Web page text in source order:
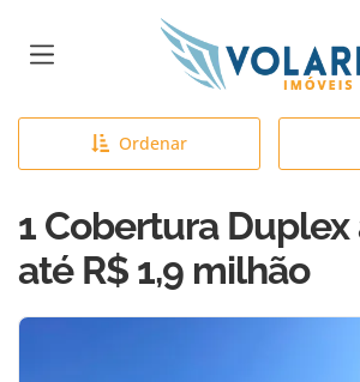
Página inicial
Ordenar
1 Cobertura Duplex
até R$ 1,9 milhão